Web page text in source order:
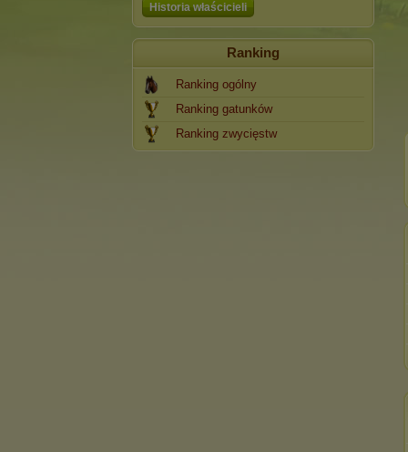
Historia właścicieli
Ranking
Ranking ogólny
Ranking gatunków
Ranking zwycięstw